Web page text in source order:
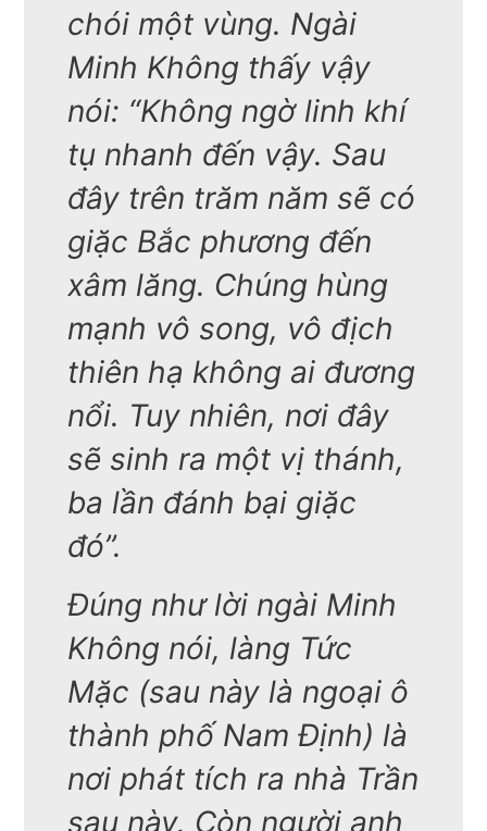
chói một vùng. Ngài
Minh Không thấy vậy
nói: “Không ngờ linh khí
tụ nhanh đến vậy. Sau
đây trên trăm năm sẽ có
giặc Bắc phương đến
xâm lăng. Chúng hùng
mạnh vô song, vô địch
thiên hạ không ai đương
nổi. Tuy nhiên, nơi đây
sẽ sinh ra một vị thánh,
ba lần đánh bại giặc
đó”.
Đúng như lời ngài Minh
Không nói, làng Tức
Mặc (sau này là ngoại ô
thành phố Nam Định) là
nơi phát tích ra nhà Trần
sau này. Còn người anh